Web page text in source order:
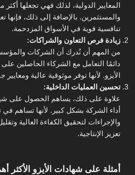
المعايير الدولية، لذلك فهي تجعلها أكثر
والمستثمرين. بالإضافة إلى ذلك، فإنها
تنافسية قوية في الأسواق المزدحمة.
زيادة فرص التعاون والشراكات:
من المهم أن نُدرك أن الشركات
دائمًا التعامل مع الشركاء الحاصلين
الأيزو. لأنها توفر موثوقية عالية
تحسين العمليات الداخلية:
علاوة على ذلك، يساهم الحصول على
أداء الشركة بشكل كبير. لأنها تساهم في
والإجراءات لتحقيق الكفاءة العالية
تعزيز الإنتاجية.
أمثلة على شهادات الأيزو الأكثر